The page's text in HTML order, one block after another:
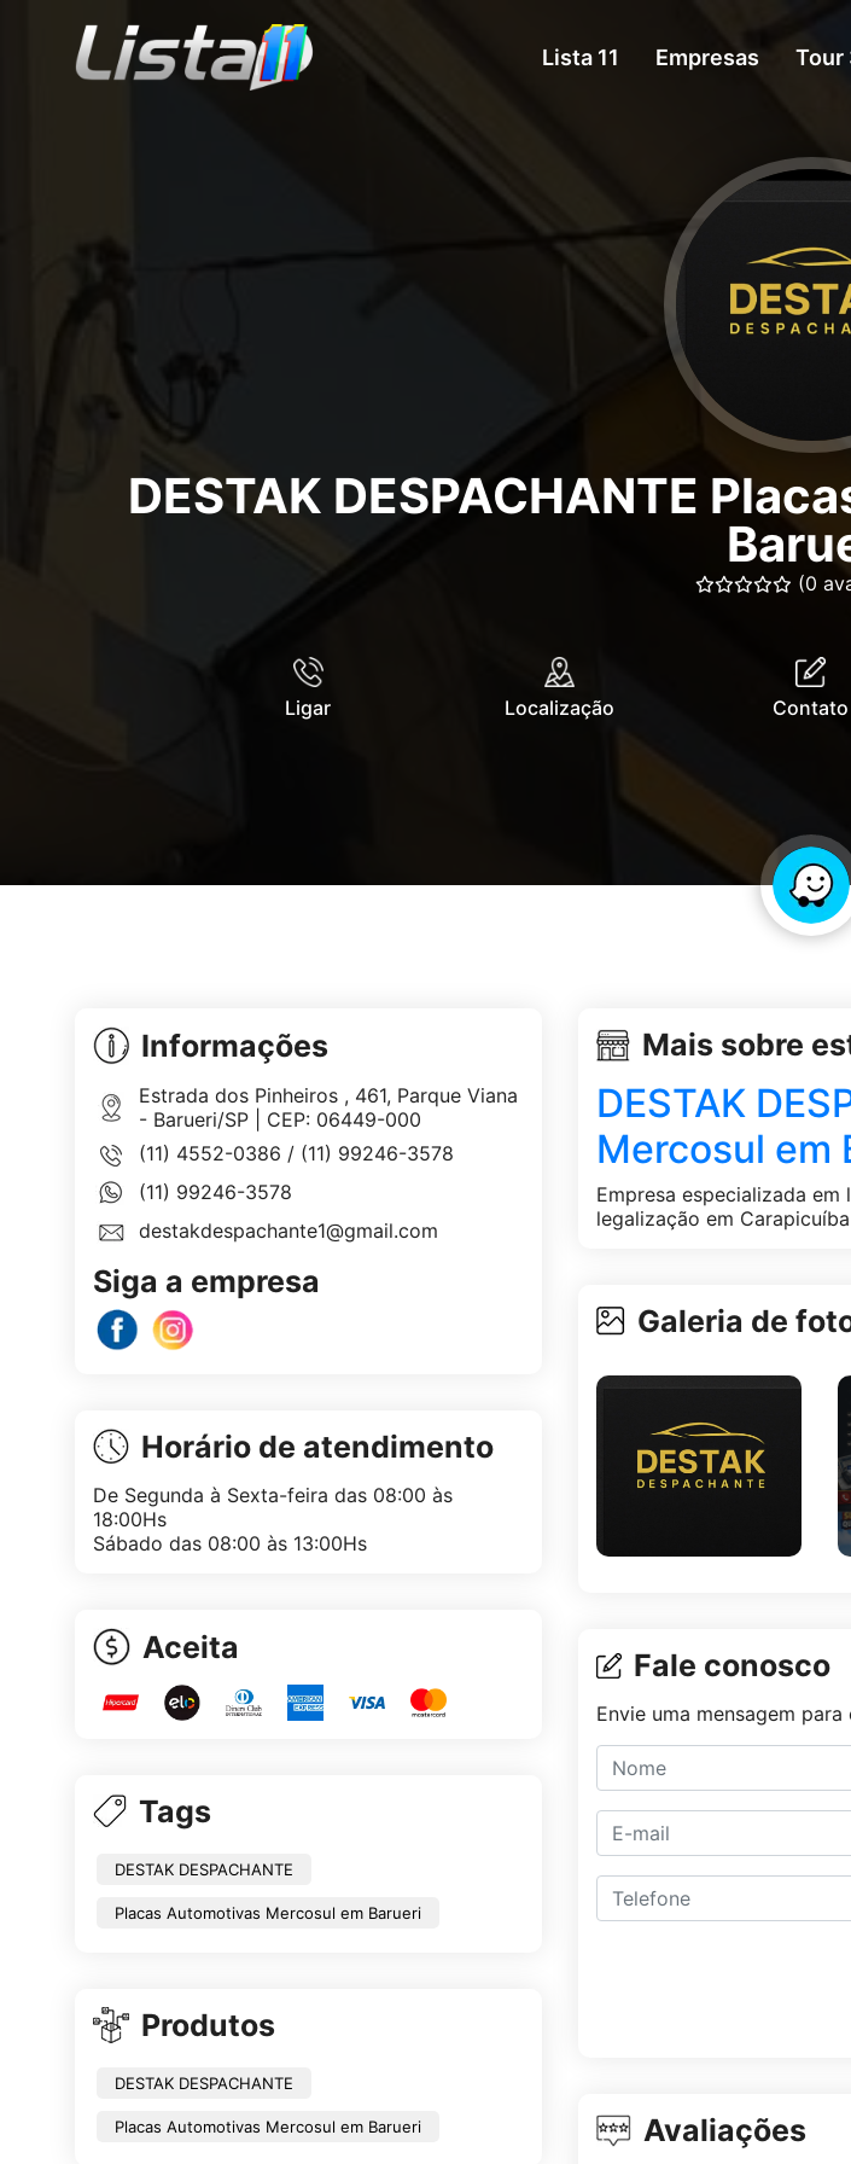
Lista 11 Empresas Tour
DESTAK DESPACHANTE
(0
Ligar Localização Contato
Informações
Estrada dos Pinheiros , 461, Parque Viana
- Barueri/SP | CEP: 06449-000
(11) 4552-0386 / (11) 99246-3578
(11) 99246-3578
destakdespachante1@gmail.com
Siga a empresa
Horário de atendimento
De Segunda à Sexta-feira das 08:00 às
18:00Hs
Sábado das 08:00 às 13:00Hs
Aceita
Tags
DESTAK DESPACHANTE
Placas Automotivas Mercosul em Barueri
Produtos
DESTAK DESPACHANTE
Placas Automotivas Mercosul em Barueri
Mais sobre
DESTAK
Mercosul em
Empresa especializada
legalização em
Galeria de
Fale conosco
Envie uma mensagem
Avaliações